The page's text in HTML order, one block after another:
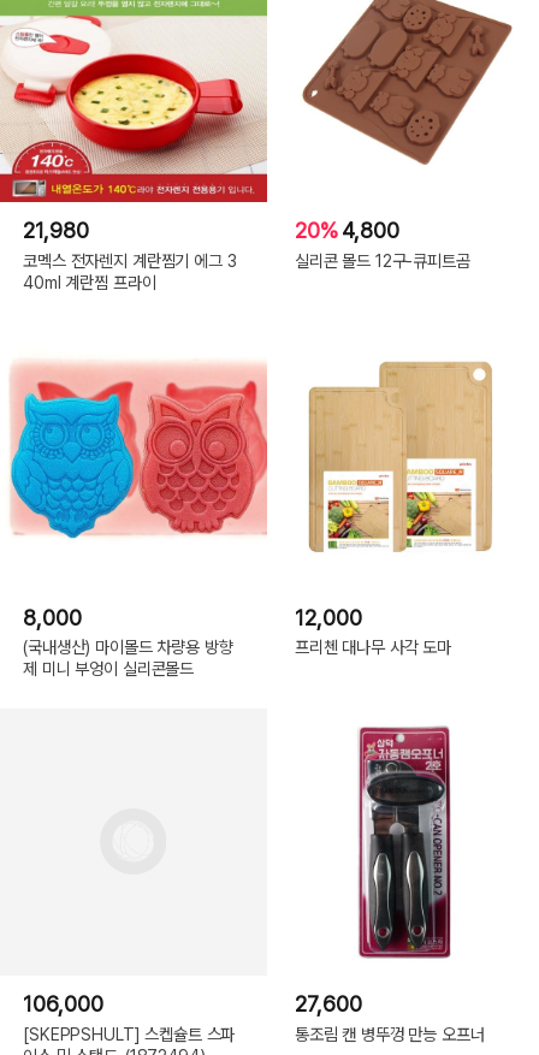
21,980
코멕스 전자렌지 계란찜기 에그 3
40ml 계란찜 프라이
20%4,800
실리콘 몰드 12구-큐피트곰
8,000
(국내생산) 마이몰드 차량용 방향
제 미니 부엉이 실리콘몰드
12,000
프리첸 대나무 사각 도마
106,000
[SKEPPSHULT] 스켑슐트 스파
27,600
통조림 캔 병뚜껑 만능 오프너